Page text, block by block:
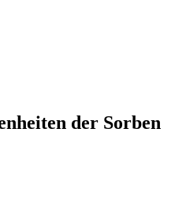
der Sorben